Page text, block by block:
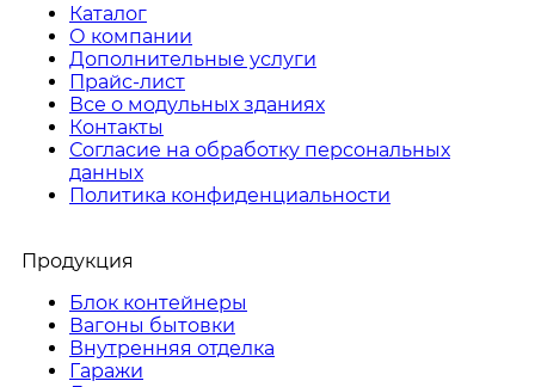
Каталог
О компании
Дополнительные услуги
Прайс-лист
Все о модульных зданиях
Контакты
Согласие на обработку персональных
данных
Политика конфиденциальности
Продукция
Блок контейнеры
Вагоны бытовки
Внутренняя отделка
Гаражи